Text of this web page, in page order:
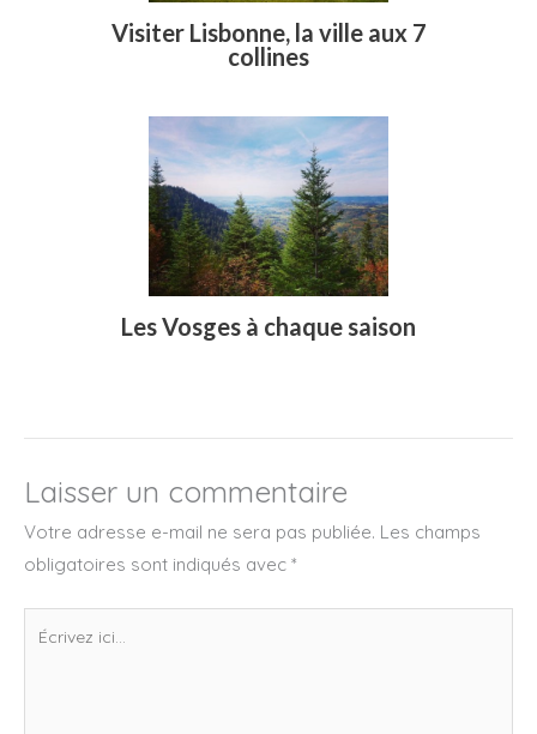
Visiter Lisbonne, la ville aux 7
collines
Les Vosges à chaque saison
Laisser un commentaire
Votre adresse e-mail ne sera pas publiée. Les champs
obligatoires sont indiqués avec *